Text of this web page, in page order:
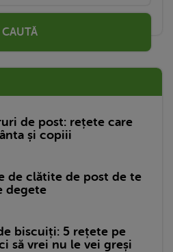
CAUTĂ
de post: rețete care
și copiii
de clătite de post de te
degete
biscuiți: 5 rețete pe
să vrei nu le vei greși